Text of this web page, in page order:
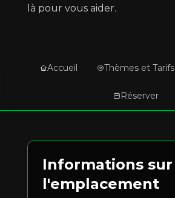
là pour vous aider.
Accueil Thèmes et Tarifs
Réserver
Informations sur
l'emplacement